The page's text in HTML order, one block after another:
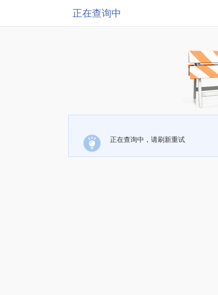
正在查询中
正在查询中，请刷新重试